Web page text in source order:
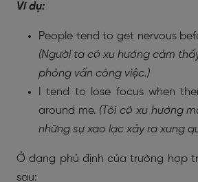
Ví dụ:
People tend to get nervous
(Người ta có xu hướng cảm
phỏng vấn công việc.)
I tend to lose focus when
around me. (Tôi có xu hướng
những sự xao lạc xảy ra xung
Ở dạng phủ định của trường hợp
sau: